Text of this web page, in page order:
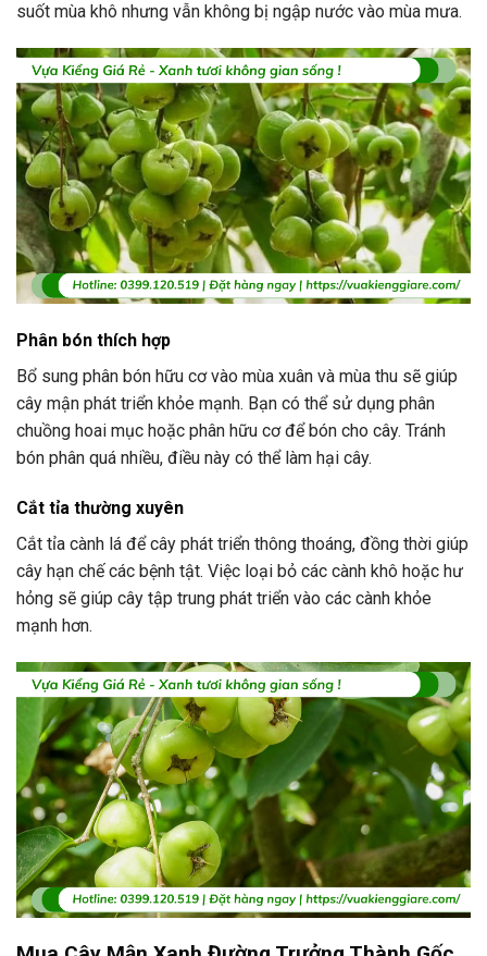
suốt mùa khô nhưng vẫn không bị ngập nước vào mùa mưa.
Phân bón thích hợp
Bổ sung phân bón hữu cơ vào mùa xuân và mùa thu sẽ giúp
cây mận phát triển khỏe mạnh. Bạn có thể sử dụng phân
chuồng hoai mục hoặc phân hữu cơ để bón cho cây. Tránh
bón phân quá nhiều, điều này có thể làm hại cây.
Cắt tỉa thường xuyên
Cắt tỉa cành lá để cây phát triển thông thoáng, đồng thời giúp
cây hạn chế các bệnh tật. Việc loại bỏ các cành khô hoặc hư
hỏng sẽ giúp cây tập trung phát triển vào các cành khỏe
mạnh hơn.